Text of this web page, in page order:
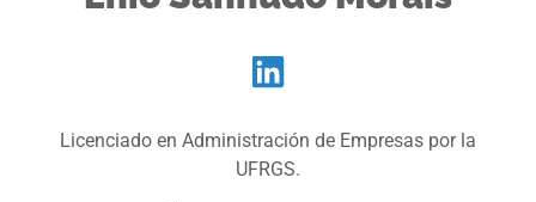
Licenciado en Administración de Empresas por la
UFRGS.